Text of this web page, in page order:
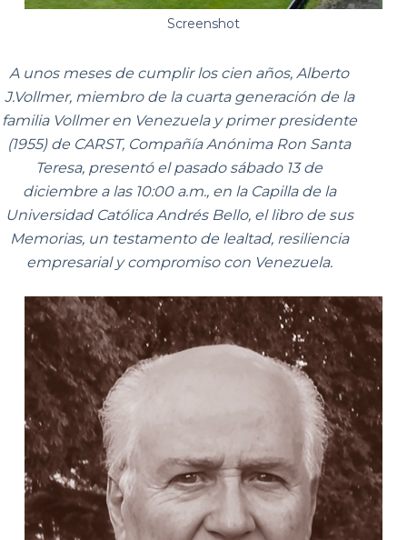
Screenshot
A unos meses de cumplir los cien años, Alberto
J.Vollmer, miembro de la cuarta generación de la
familia Vollmer en Venezuela y primer presidente
(1955) de CARST, Compañía Anónima Ron Santa
Teresa, presentó el pasado sábado 13 de
diciembre a las 10:00 a.m., en la Capilla de la
Universidad Católica Andrés Bello, el libro de sus
Memorias, un testamento de lealtad, resiliencia
empresarial y compromiso con Venezuela.